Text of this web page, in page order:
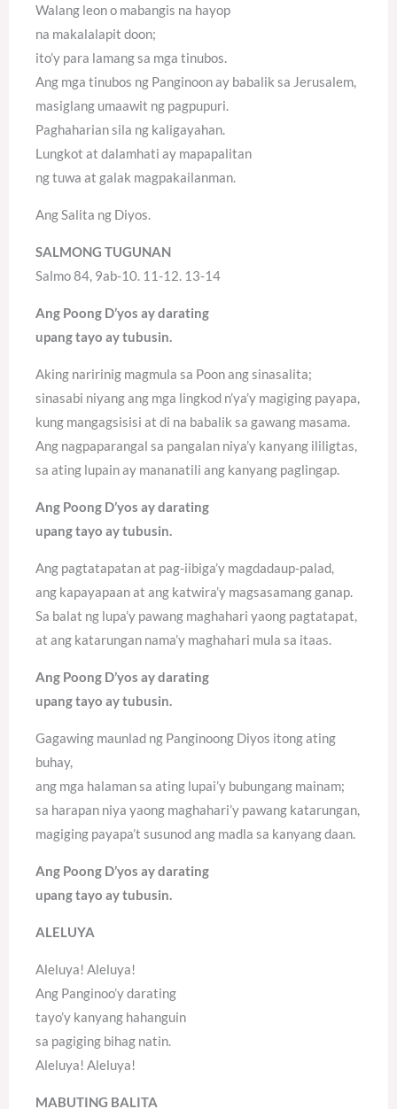
Walang leon o mabangis na hayop
na makalalapit doon;
ito’y para lamang sa mga tinubos.
Ang mga tinubos ng Panginoon ay babalik sa Jerusalem,
masiglang umaawit ng pagpupuri.
Paghaharian sila ng kaligayahan.
Lungkot at dalamhati ay mapapalitan
ng tuwa at galak magpakailanman.
Ang Salita ng Diyos.
SALMONG TUGUNAN
Salmo 84, 9ab-10. 11-12. 13-14
Ang Poong D’yos ay darating
upang tayo ay tubusin.
Aking naririnig magmula sa Poon ang sinasalita;
sinasabi niyang ang mga lingkod n’ya’y magiging payapa,
kung mangagsisisi at di na babalik sa gawang masama.
Ang nagpaparangal sa pangalan niya’y kanyang ililigtas,
sa ating lupain ay mananatili ang kanyang paglingap.
Ang Poong D’yos ay darating
upang tayo ay tubusin.
Ang pagtatapatan at pag-iibiga’y magdadaup-palad,
ang kapayapaan at ang katwira’y magsasamang ganap.
Sa balat ng lupa’y pawang maghahari yaong pagtatapat,
at ang katarungan nama’y maghahari mula sa itaas.
Ang Poong D’yos ay darating
upang tayo ay tubusin.
Gagawing maunlad ng Panginoong Diyos itong ating
buhay,
ang mga halaman sa ating lupai’y bubungang mainam;
sa harapan niya yaong maghahari’y pawang katarungan,
magiging payapa’t susunod ang madla sa kanyang daan.
Ang Poong D’yos ay darating
upang tayo ay tubusin.
ALELUYA
Aleluya! Aleluya!
Ang Panginoo’y darating
tayo’y kanyang hahanguin
sa pagiging bihag natin.
Aleluya! Aleluya!
MABUTING BALITA